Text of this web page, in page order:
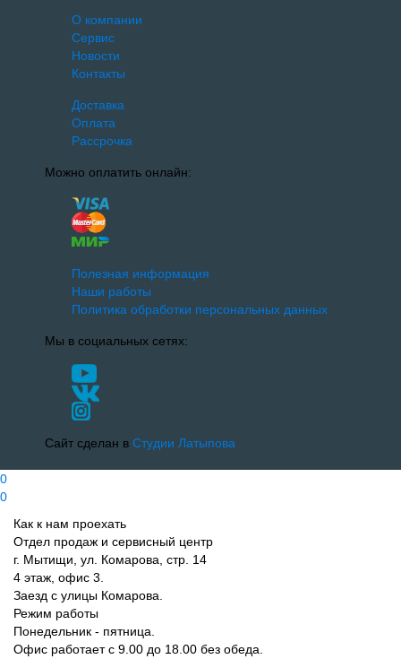
О компании
Сервис
Новости
Контакты
Доставка
Оплата
Рассрочка
Можно оплатить онлайн:
Полезная информация
Наши работы
Политика обработки персональных данных
Мы в социальных сетях:
Сайт сделан в Студии Латыпова
0
0
Как к нам проехать
Отдел продаж и сервисный центр
г. Мытищи, ул. Комарова, стр. 14
4 этаж, офис 3.
Заезд с улицы Комарова.
Режим работы
Понедельник - пятница.
Офис работает с 9.00 до 18.00 без обеда.